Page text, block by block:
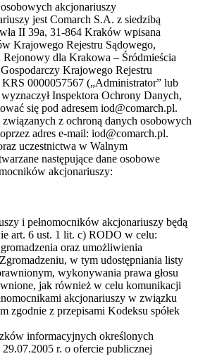
akcjonariuszy
jest Comarch S.A. z siedzibą
II 39a, 31-864 Kraków wpisana
Krajowego Rejestru Sądowego,
Rejonowy dla Krakowa – Śródmieścia
Krajowego Rejestru
KRS 0000057567 („Administrator” lub
Inspektora Ochrony Danych,
się pod adresem iod@comarch.pl.
z ochroną danych osobowych
adres e-mail: iod@comarch.pl.
uczestnictwa w Walnym
następujące dane osobowe
akcjonariuszy:
i pełnomocników akcjonariuszy będą
art. 6 ust. 1 lit. c) RODO w celu:
oraz umożliwienia
w tym udostępniania listy
wykonywania prawa głosu
jak również w celu komunikacji
akcjonariuszy w związku
zgodnie z przepisami Kodeksu spółek
informacyjnych określonych
r. o ofercie publicznej